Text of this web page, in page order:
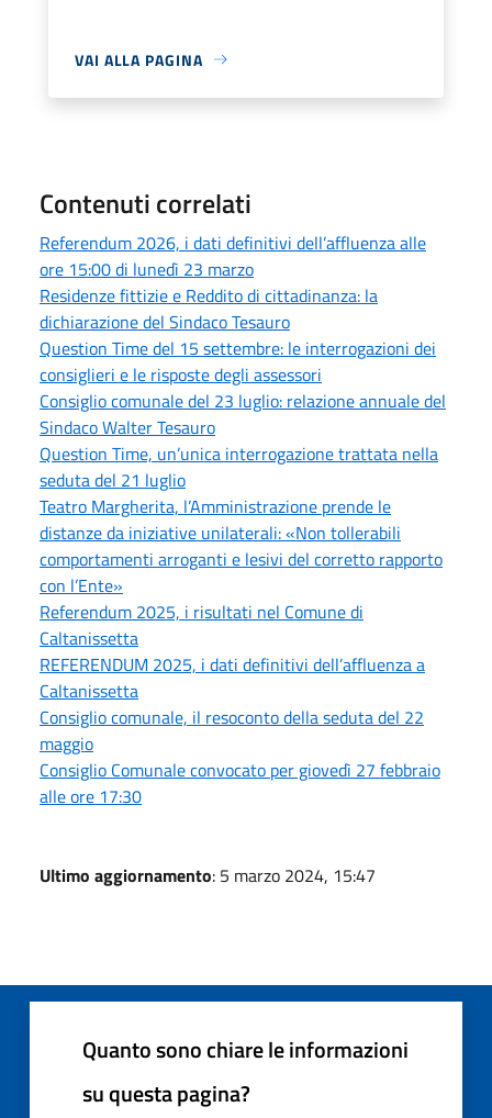
VAI ALLA PAGINA
Contenuti correlati
Referendum 2026, i dati definitivi dell’affluenza alle
ore 15:00 di lunedì 23 marzo
Residenze fittizie e Reddito di cittadinanza: la
dichiarazione del Sindaco Tesauro
Question Time del 15 settembre: le interrogazioni dei
consiglieri e le risposte degli assessori
Consiglio comunale del 23 luglio: relazione annuale del
Sindaco Walter Tesauro
Question Time, un’unica interrogazione trattata nella
seduta del 21 luglio
Teatro Margherita, l’Amministrazione prende le
distanze da iniziative unilaterali: «Non tollerabili
comportamenti arroganti e lesivi del corretto rapporto
con l’Ente»
Referendum 2025, i risultati nel Comune di
Caltanissetta
REFERENDUM 2025, i dati definitivi dell’affluenza a
Caltanissetta
Consiglio comunale, il resoconto della seduta del 22
maggio
Consiglio Comunale convocato per giovedì 27 febbraio
alle ore 17:30
Ultimo aggiornamento: 5 marzo 2024, 15:47
Quanto sono chiare le informazioni
su questa pagina?